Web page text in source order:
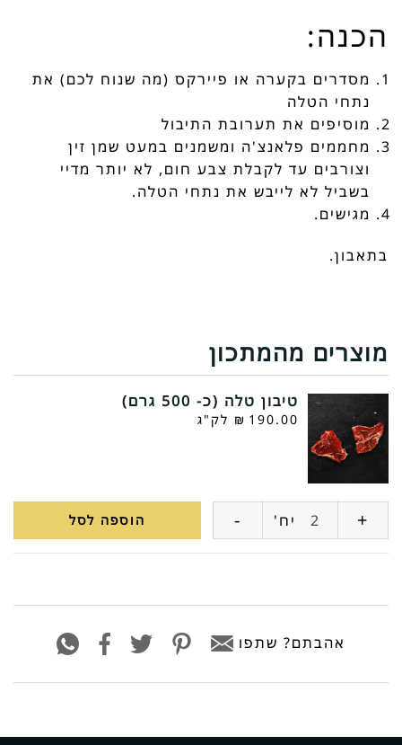
הכנה:
מסדרים בקערה או פיירקס (מה שנוח לכם) את
נתחי הטלה
מוסיפים את תערובת התיבול
מחממים פלאנצ'ה ומשמנים במעט שמן זין
וצורבים עד לקבלת צבע חום, לא יותר מדיי
בשביל לא לייבש את נתחי הטלה.
מגישים.
בתאבון.
מוצרים מהמתכון
טיבון טלה (כ- 500 גרם)
₪ 190.00 לק"ג
+
כמות
של
גרם)
יח' - הוספה לסל
אהבתם? שתפו